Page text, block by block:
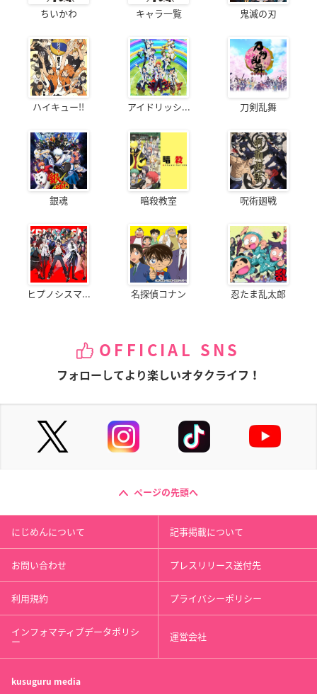
ちいかわ キャラ一覧 鬼滅の刃
ハイキュー!! アイドリッシ... 刀剣乱舞
銀魂 暗殺教室 呪術廻戦
ヒプノシスマ... 名探偵コナン 忍たま乱太郎
OFFICIAL SNS
フォローしてより楽しいオタクライフ！
ページの先頭へ
にじめんについて 記事掲載について
お問い合わせ プレスリリース送付先
利用規約 プライバシーポリシー
インフォマティブデータポリシ
ー 運営会社
kusuguru media